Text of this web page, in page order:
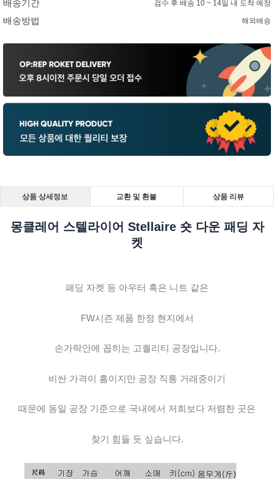
배송기간 검수 후 배송 10 ~ 14일 내 도착 예정
배송방법 해외배송
상품 상세정보 교환 및 환불 상품 리뷰
몽클레어 스텔라이어 Stellaire 숏 다운 패딩 자
켓
패딩 자켓 등 아우터 혹은 니트 같은
FW시즌 제품 한정 현지에서
손가락안에 꼽히는 고퀄리티 공장입니다.
비싼 가격이 흠이지만 공장 직통 거래중이기
때문에 동일 공장 기준으로 국내에서 저희보다 저렴한 곳은
찾기 힘들 듯 싶습니다.